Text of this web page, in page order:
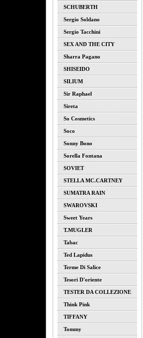
SCHUBERTH
Sergio Soldano
Sergio Tacchini
SEX AND THE CITY
Sharra Pagano
SHISEIDO
SILIUM
Sir Raphael
Sireta
So Cosmetics
Soco
Sonny Bono
Sorella Fontana
SOVIET
STELLA MC.CARTNEY
SUMATRA RAIN
SWAROVSKI
Sweet Years
T.MUGLER
Tabac
Ted Lapidus
Terme Di Salice
Tesori D'oriente
TESTER DA COLLEZIONE
Think Pink
TIFFANY
Tommy